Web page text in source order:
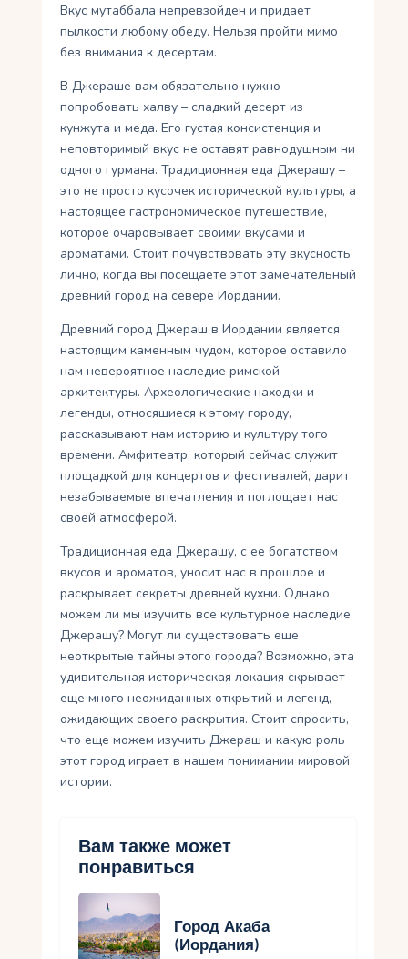
Вкус мутаббала непревзойден и придает
пылкости любому обеду. Нельзя пройти мимо
без внимания к десертам.
В Джераше вам обязательно нужно
попробовать халву – сладкий десерт из
кунжута и меда. Его густая консистенция и
неповторимый вкус не оставят равнодушным ни
одного гурмана. Традиционная еда Джерашу –
это не просто кусочек исторической культуры, а
настоящее гастрономическое путешествие,
которое очаровывает своими вкусами и
ароматами. Стоит почувствовать эту вкусность
лично, когда вы посещаете этот замечательный
древний город на севере Иордании.
Древний город Джераш в Иордании является
настоящим каменным чудом, которое оставило
нам невероятное наследие римской
архитектуры. Археологические находки и
легенды, относящиеся к этому городу,
рассказывают нам историю и культуру того
времени. Амфитеатр, который сейчас служит
площадкой для концертов и фестивалей, дарит
незабываемые впечатления и поглощает нас
своей атмосферой.
Традиционная еда Джерашу, с ее богатством
вкусов и ароматов, уносит нас в прошлое и
раскрывает секреты древней кухни. Однако,
можем ли мы изучить все культурное наследие
Джерашу? Могут ли существовать еще
неоткрытые тайны этого города? Возможно, эта
удивительная историческая локация скрывает
еще много неожиданных открытий и легенд,
ожидающих своего раскрытия. Стоит спросить,
что еще можем изучить Джераш и какую роль
этот город играет в нашем понимании мировой
истории.
Вам также может
понравиться
Город Акаба
(Иордания)